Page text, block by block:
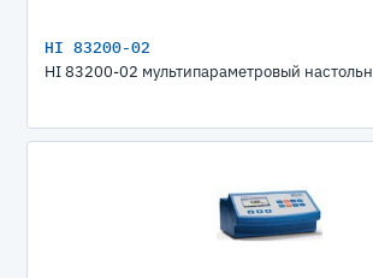
HI 83200-02
HI 83200-02 мультипараметровый